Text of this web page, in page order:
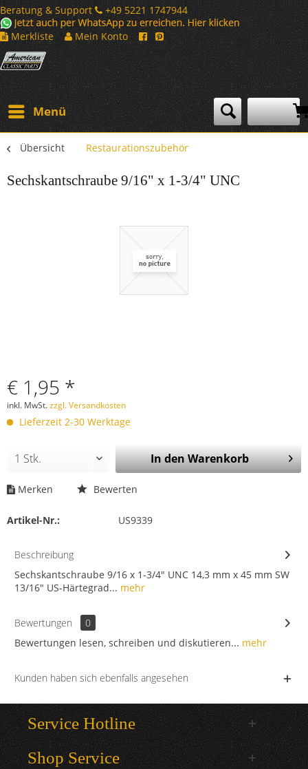
Beratung & Support
+49 5221 1747944
Merkliste
Mein Konto
Menü
Übersicht Restaurationszubehör
Sechskantschraube 9/16" x 1-3/4" UNC
€ 1,95 *
inkl. MwSt.zzgl. Versandkosten
Lieferzeit 2-30 Werktage
In denWarenkorb
Merken Bewerten
Artikel-Nr.: US9339
Beschreibung
Sechskantschraube 9/16 x 1-3/4" UNC 14,3 mm x 45 mm SW
13/16" US-Härtegrad... mehr
Bewertungen
0
Bewertungen lesen, schreiben und diskutieren... mehr
Kunden haben sich ebenfalls angesehen
Service Hotline
Shop Service